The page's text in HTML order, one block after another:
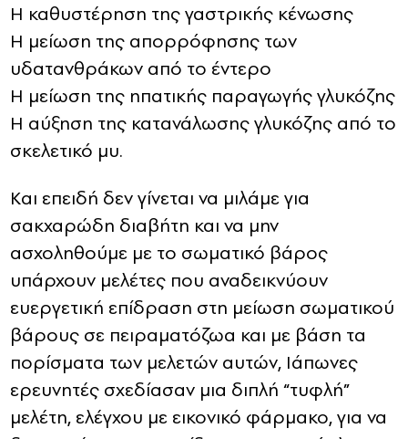
Η καθυστέρηση της γαστρικής κένωσης
Η μείωση της απορρόφησης των
υδατανθράκων από το έντερο
Η μείωση της ηπατικής παραγωγής γλυκόζης
Η αύξηση της κατανάλωσης γλυκόζης από το
σκελετικό μυ.
Και επειδή δεν γίνεται να μιλάμε για
σακχαρώδη διαβήτη και να μην
ασχοληθούμε με το σωματικό βάρος
υπάρχουν μελέτες που αναδεικνύουν
ευεργετική επίδραση στη μείωση σωματικού
βάρους σε πειραματόζωα και με βάση τα
πορίσματα των μελετών αυτών, Ιάπωνες
ερευνητές σχεδίασαν μια διπλή “τυφλή”
μελέτη, ελέγχου με εικονικό φάρμακο, για να